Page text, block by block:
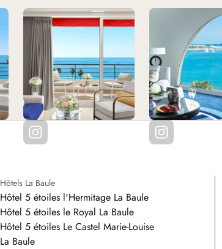
Hôtels La Baule
Hôtel 5 étoiles l'Hermitage La Baule
Hôtel 5 étoiles le Royal La Baule
Hôtel 5 étoiles Le Castel Marie-Louise
La Baule